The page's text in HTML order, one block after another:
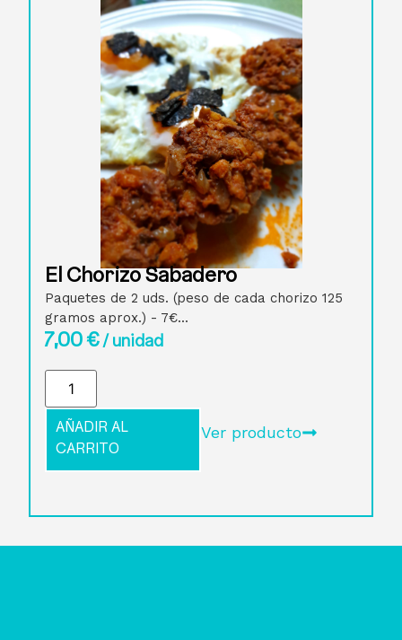
El Chorizo Sabadero
Paquetes de 2 uds. (peso de cada chorizo 125
gramos aprox.) - 7€...
7,00€/ unidad
AÑADIR AL
CARRITO
Ver producto